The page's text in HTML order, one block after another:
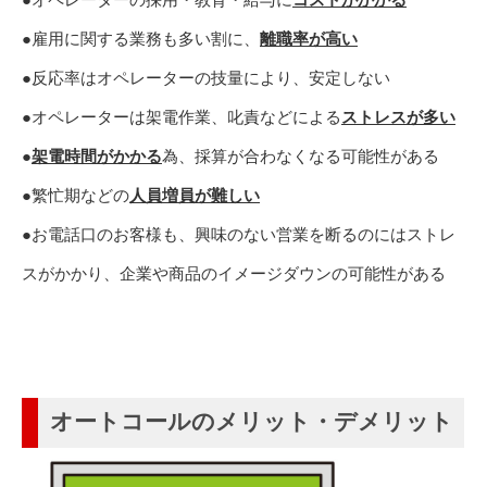
●雇用に関する業務も多い割に、 離職率が高い
●反応率はオペレーターの技量により、安定しない
●オペレーターは架電作業、叱責などによる ストレスが多い
●架電時間がかかる為、採算が合わなくなる可能性がある
●繁忙期などの人員増員が難しい
●お電話口のお客様も、興味のない営業を断るのにはストレ
スがかかり、企業や商品のイメージダウンの可能性がある
オートコールのメリット・デメリット